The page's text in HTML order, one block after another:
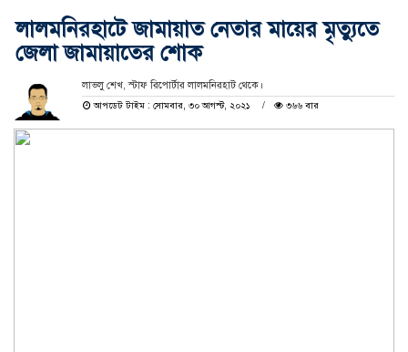
লালমনিরহাটে জামায়াত নেতার মায়ের মৃত্যুতে
জেলা জামায়াতের শোক
লাভলু শেখ, স্টাফ রিপোর্টার লালমনিরহাট থেকে।
আপডেট টাইম : সোমবার, ৩০ আগস্ট, ২০২১
৩৬৬ বার